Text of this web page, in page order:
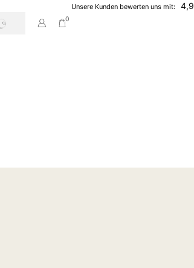
Unsere Kunden bewerten uns mit: 4,9
0